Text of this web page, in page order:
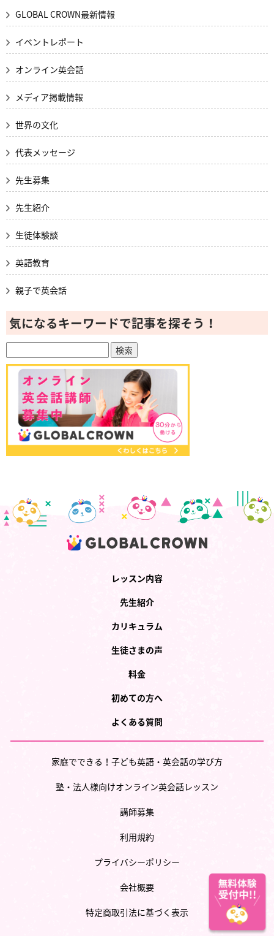
GLOBAL CROWN最新情報
イベントレポート
オンライン英会話
メディア掲載情報
世界の文化
代表メッセージ
先生募集
先生紹介
生徒体験談
英語教育
親子で英会話
気になるキーワードで記事を探そう！
レッスン内容
先生紹介
カリキュラム
生徒さまの声
料金
初めての方へ
よくある質問
家庭でできる！子ども英語・英会話の学び方
塾・法人様向けオンライン英会話レッスン
講師募集
利用規約
プライバシーポリシー
会社概要
特定商取引法に基づく表示